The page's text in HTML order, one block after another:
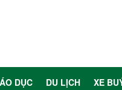
DỤC DU LỊCH XE